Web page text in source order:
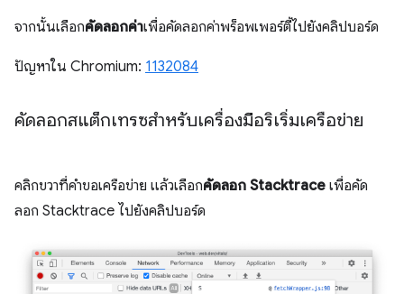
จากนั้นเลือกคัดลอกค่าเพื่อคัดลอกค่าพร็อพเพอร์ตี้ไปยังคลิปบอร์ด
ปัญหาใน Chromium: 1132084
คัดลอกสแต็กเทรซสำหรับเครื่องมือริเริ่มเครือข่าย
คลิกขวาที่คำขอเครือข่าย แล้วเลือกคัดลอก Stacktrace เพื่อคัด
ลอก Stacktrace ไปยังคลิปบอร์ด